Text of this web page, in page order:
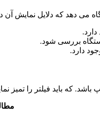
می دهد که دلایل نمایش
بررسی شود.
دارد.
باشد. که باید فیلتر را تمیز